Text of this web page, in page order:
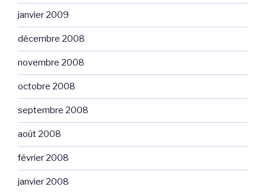
janvier 2009
décembre 2008
novembre 2008
octobre 2008
septembre 2008
août 2008
février 2008
janvier 2008